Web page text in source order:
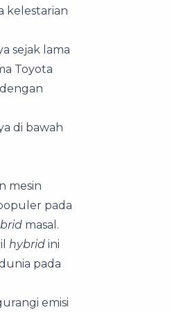
kelestarian
sejak lama
Toyota
di bawah
mesin
pada
masal.
hybrid ini
pada
emisi